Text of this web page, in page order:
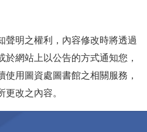
聲明之權利，內容修改時將透過
於網站上以公告的方式通知您，
使用圖資處圖書館之相關服務，
改之內容。